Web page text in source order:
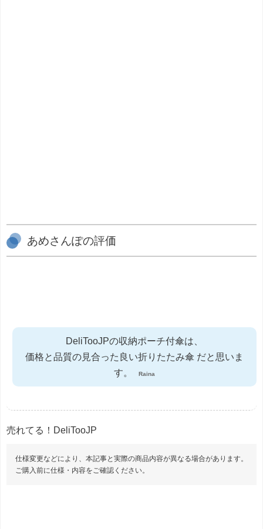
あめさんぽの評価
DeliTooJPの収納ポーチ付傘は、
価格と品質の見合った良い折りたたみ傘 だと思いま
す。
Raina
売れてる！DeliTooJP
仕様変更などにより、本記事と実際の商品内容が異なる場合があります。
ご購入前に仕様・内容をご確認ください。